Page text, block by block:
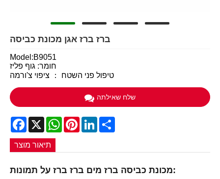
ברז ברז אגן מכונת כביסה
Model:B9051
חומר: גוף פליז
טיפול פני השטח ： ציפוי צ'ורמה
שלח שאילתה
Facebook
X WhatsApp
PinterestLinkedIn
תיאור מוצר
מכונת כביסה ברז מים ברז ברז על תמונות: